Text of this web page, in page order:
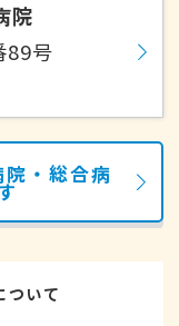
院
89号
院・総合病
ついて